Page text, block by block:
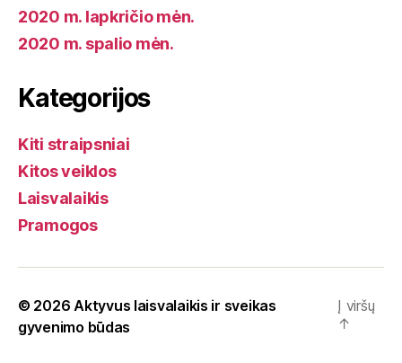
2020 m. lapkričio mėn.
2020 m. spalio mėn.
Kategorijos
Kiti straipsniai
Kitos veiklos
Laisvalaikis
Pramogos
© 2026 Aktyvus laisvalaikis ir sveikas
gyvenimo būdas
Į viršų
↑